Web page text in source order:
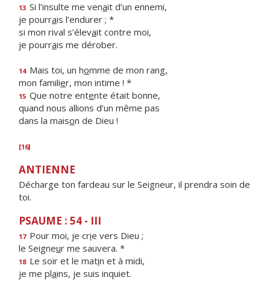
13 Si l’insulte me venait d’un ennemi,
je pourrais l’endurer ; *
si mon rival s’élevait contre moi,
je pourrais me dérober.
14 Mais toi, un homme de mon rang,
mon familier, mon intime ! *
15 Que notre entente était bonne,
quand nous allions d’un même pas
dans la maison de Dieu !
[16]
ANTIENNE
Décharge ton fardeau sur le Seigneur, il prendra soin de
toi.
PSAUME : 54 - III
17 Pour moi, je crie vers Dieu ;
le Seigneur me sauvera. *
18 Le soir et le matin et à midi,
je me plains, je suis inquiet.